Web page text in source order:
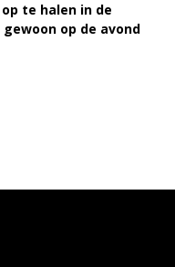
te halen in de
op de avond